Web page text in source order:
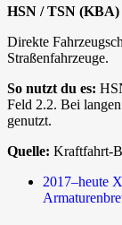
HSN / TSN (KBA)
Direkte
Straßenfahrzeuge.
So nutzt du es:
Feld 2.2. Bei
genutzt.
Quelle: Kraftfahrt-
2017–heute